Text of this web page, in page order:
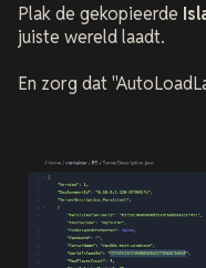
Plak de gekopieerde
juiste wereld laadt.
En zorg dat